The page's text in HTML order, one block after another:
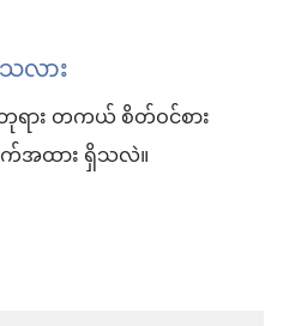
လား
ရား တကယ် စိတ်ဝင်စား
က်အထား ရှိသလဲ။